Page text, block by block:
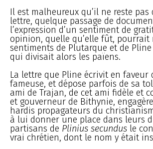
Il est malheureux qu’il ne reste
lettre, quelque passage de
l’expression d’un sentiment de
opinion, quelle qu’elle fût,
sentiments de Plutarque et de
qui divisait alors les païens.
La lettre que Pline écrivit en faveur
fameuse, et dépose parfois de sa
ami de Trajan, de cet ami fidèle et
et gouverneur de Bithynie,
hardis propagateurs du
à lui donner une place dans leurs
partisans de Plinius secundus le
vrai chrétien, dont le nom y était